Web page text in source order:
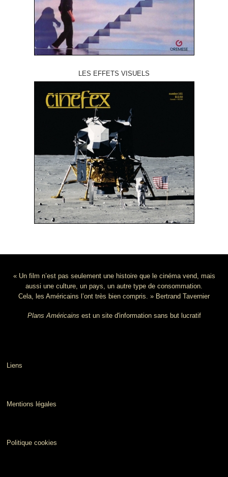
LES EFFETS VISUELS
« Un film n’est pas seulement une histoire que le cinéma vend, mais
aussi une culture, un pays, un autre type de consommation.
Cela, les Américains l’ont très bien compris. » Bertrand Tavernier
Plans Américains est un site d'information sans but lucratif
Liens
Mentions légales
Politique cookies